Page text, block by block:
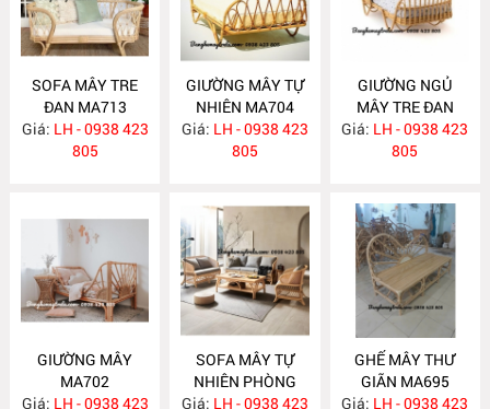
SOFA MÂY TRE
ĐAN MA713
Giá: LH - 0938 423
805
GIƯỜNG MÂY TỰ
NHIÊN MA704
Giá: LH - 0938 423
805
GIƯỜNG NGỦ
MÂY TRE ĐAN
MA703
Giá: LH - 0938 423
805
GIƯỜNG MÂY
MA702
Giá: LH - 0938 423
SOFA MÂY TỰ
NHIÊN PHÒNG
KHÁCH MA697
Giá: LH - 0938 423
GHẾ MÂY THƯ
GIÃN MA695
Giá: LH - 0938 423